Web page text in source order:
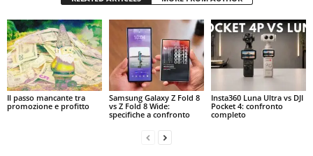
Il passo mancante tra
promozione e profitto
Samsung Galaxy Z Fold 8
vs Z Fold 8 Wide:
specifiche a confronto
Insta360 Luna Ultra vs DJI
Pocket 4: confronto
completo